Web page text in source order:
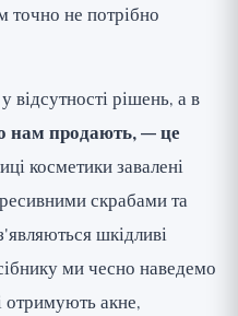
та ізотретиноїн:
через дерматолога)
вірити (🔴)
дій
точно не потрібно
відсутності рішень, а в
нам продають, — це
косметики завалені
скрабами та
шкідливі
ми чесно наведемо
отримують акне,